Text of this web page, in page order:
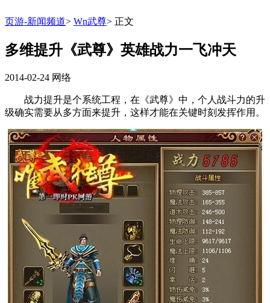
页游-新闻频道> Wn武尊> 正文
多维提升《武尊》英雄战力一飞冲天
2014-02-24 网络
战力提升是个系统工程，在《武尊》中，个人战斗力的升
级确实需要从多方面来提升，这样才能在关键时刻发挥作用。